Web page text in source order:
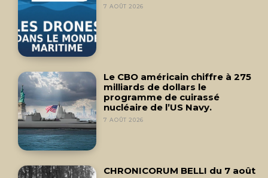
7 AOÛT 2026
Le CBO américain chiffre à 275
milliards de dollars le
programme de cuirassé
nucléaire de l’US Navy.
7 AOÛT 2026
CHRONICORUM BELLI du 7 août